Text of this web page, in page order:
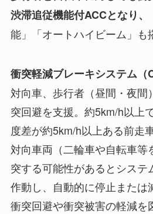
渋滞追従機能付ACCとなり、
能」「オートハイビーム」も
衝突軽減ブレーキシステム
対向車、歩行者（昼間・夜間
突回避を支援。約5km/h以上
度差が約5km/h以上ある前走
対向車両（二輪車や自転車等
突する可能性があるとシステ
作動し、自動的に停止または
衝突回避や衝突被害の軽減を